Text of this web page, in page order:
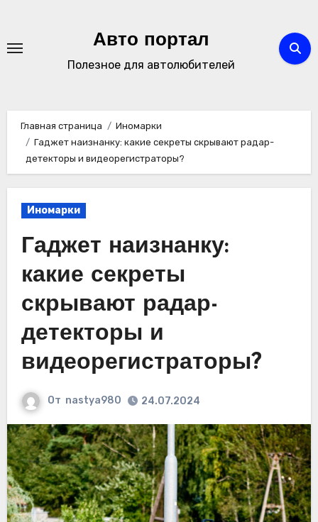
содержимому
Авто портал
Полезное для автолюбителей
Главная страница
Иномарки
Гаджет наизнанку: какие секреты скрывают радар-
детекторы и видеорегистраторы?
Иномарки
Гаджет наизнанку:
какие секреты
скрывают радар-
детекторы и
видеорегистраторы?
От nastya980 24.07.2024